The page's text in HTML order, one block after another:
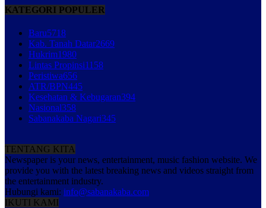
KATEGORI POPULER
Baru5718
Kab. Tanah Datar2669
Hukrim1980
Lintas Propinsi1158
Peristiwa656
ATR/BPN445
Kesehatan & Kebugaran394
Nasional358
Sabanakaba Nagari345
TENTANG KITA
Newspaper is your news, entertainment, music fashion website. We
provide you with the latest breaking news and videos straight from
the entertainment industry.
Hubungi kami: info@sabanakaba.com
IKUTI KAMI